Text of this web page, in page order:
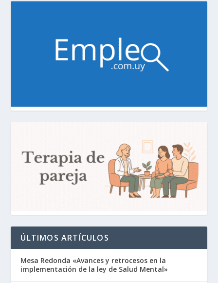
ÚLTIMOS ARTÍCULOS
Mesa Redonda «Avances y retrocesos en la
implementación de la ley de Salud Mental»